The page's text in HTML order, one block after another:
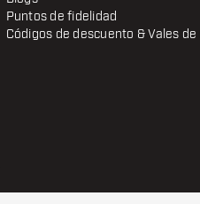
Puntos de fidelidad
Códigos de descuento & Vales de